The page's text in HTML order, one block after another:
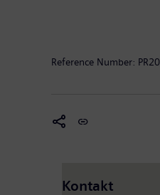
Reference Number:
Kontakt